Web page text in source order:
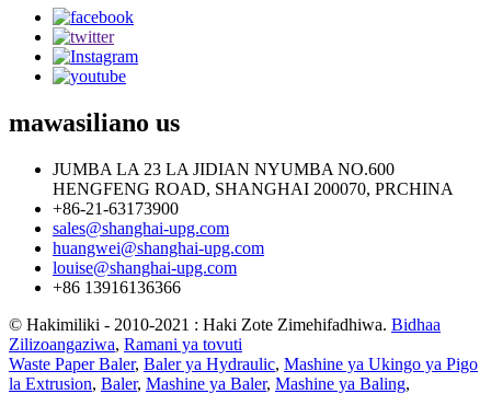
mawasiliano us
JUMBA LA 23 LA JIDIAN NYUMBA NO.600
HENGFENG ROAD, SHANGHAI 200070, PRCHINA
+86-21-63173900
sales@shanghai-upg.com
huangwei@shanghai-upg.com
louise@shanghai-upg.com
+86 13916136366
© Hakimiliki - 2010-2021 : Haki Zote Zimehifadhiwa. Bidhaa
Zilizoangaziwa, Ramani ya tovuti
Waste Paper Baler, Baler ya Hydraulic, Mashine ya Ukingo ya Pigo
la Extrusion, Baler, Mashine ya Baler, Mashine ya Baling,